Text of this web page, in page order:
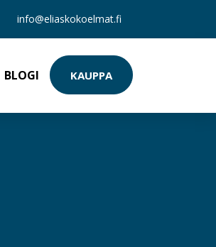
info@eliaskokoelmat.fi
BLOGI KAUPPA